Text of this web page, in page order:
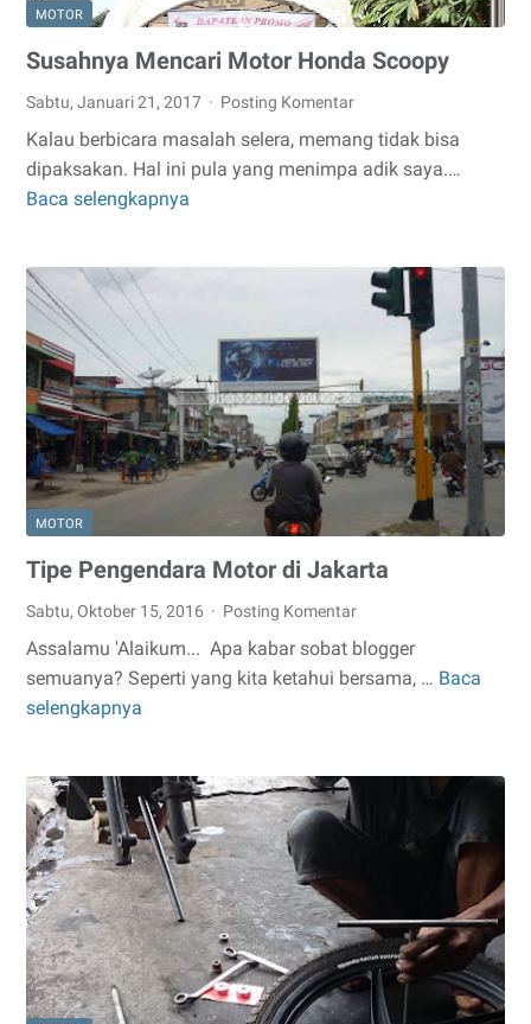
MOTOR
Susahnya Mencari Motor Honda Scoopy
Sabtu, Januari 21, 2017 Posting Komentar
Kalau berbicara masalah selera, memang tidak bisa
dipaksakan. Hal ini pula yang menimpa adik saya.…
Baca selengkapnya
MOTOR
Tipe Pengendara Motor di Jakarta
Sabtu, Oktober 15, 2016 Posting Komentar
Assalamu 'Alaikum... Apa kabar sobat blogger
semuanya? Seperti yang kita ketahui bersama, … Baca
selengkapnya
Tipe
Jakarta